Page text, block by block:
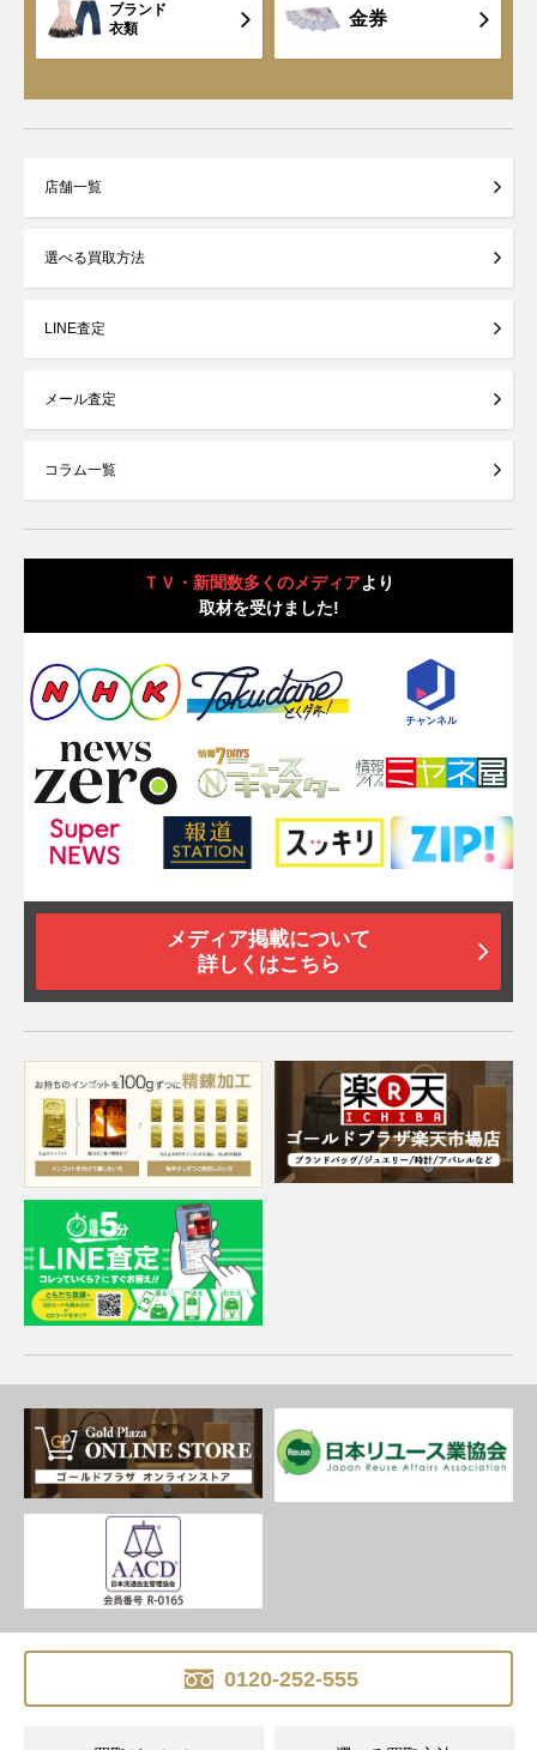
ブランド
衣類
金券
店舗一覧
選べる買取方法
LINE査定
メール査定
コラム一覧
ＴＶ・新聞数多くのメディアより
取材を受けました!
メディア掲載について
詳しくはこちら
0120-252-555